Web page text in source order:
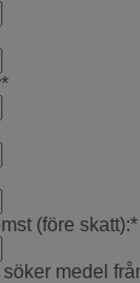
*
(före skatt):*
medel